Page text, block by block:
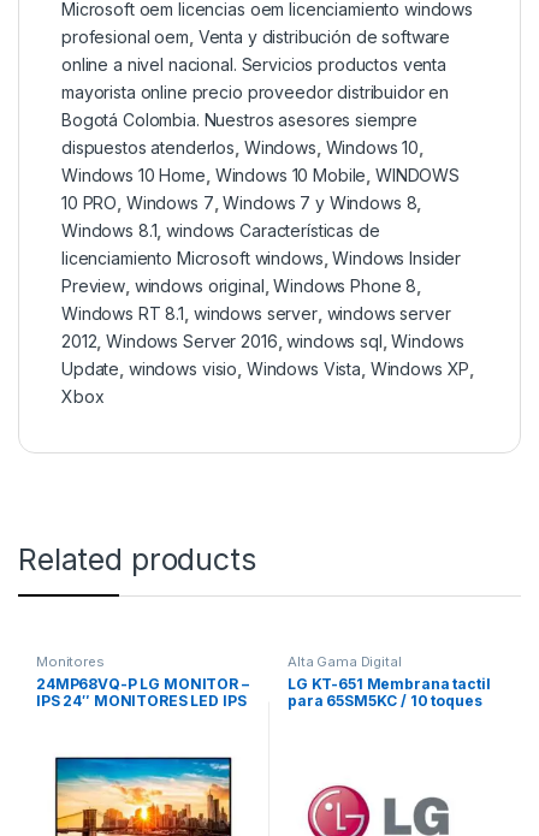
Microsoft oem licencias oem licenciamiento windows
profesional oem Venta y distribución de software
online a nivel nacional. Servicios productos venta
mayorista online precio proveedor distribuidor en
Bogotá Colombia. Nuestros asesores siempre
dispuestos atenderlos Windows Windows 10
Windows 10 Home Windows 10 Mobile WINDOWS
10 PRO Windows 7 ,Windows 7 y Windows 8
Windows 8.1 ,windows Características de
licenciamiento Microsoft windows ,Windows Insider
Preview windows original ,Windows Phone 8
Windows RT 8.1 windows server, windows server
2012 ,Windows Server 2016 ,windows sql ,Windows
Update windows visio Windows Vista Windows XP
Xbox
Related products
Monitores
24MP68VQ-P LG MONITOR –
IPS 24″ MONITORES LED IPS
Alta Gama Digital
LG KT-651 Membrana tactil
para 65SM5KC / 10 toques